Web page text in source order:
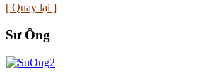
[ Quay lại ]
Sư Ông